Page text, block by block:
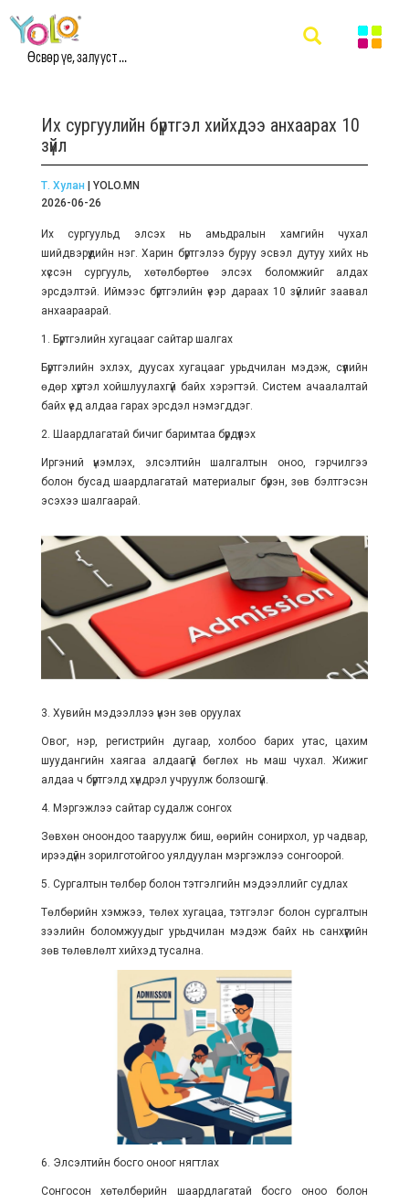
Өсвөр үе, залууст ...
Их сургуулийн бүртгэл хийхдээ анхаарах 10
зүйл
Т. Хулан | YOLO.MN
2026-06-26
Их сургуульд элсэх нь амьдралын хамгийн чухал
шийдвэрүүдийн нэг. Харин бүртгэлээ буруу эсвэл дутуу хийх нь
хүссэн сургууль, хөтөлбөртөө элсэх боломжийг алдах
эрсдэлтэй. Иймээс бүртгэлийн үеэр дараах 10 зүйлийг заавал
анхаараарай.
1. Бүртгэлийн хугацааг сайтар шалгах
Бүртгэлийн эхлэх, дуусах хугацааг урьдчилан мэдэж, сүүлийн
өдөр хүртэл хойшлуулахгүй байх хэрэгтэй. Систем ачаалалтай
байх үед алдаа гарах эрсдэл нэмэгддэг.
2. Шаардлагатай бичиг баримтаа бүрдүүлэх
Иргэний үнэмлэх, элсэлтийн шалгалтын оноо, гэрчилгээ
болон бусад шаардлагатай материалыг бүрэн, зөв бэлтгэсэн
эсэхээ шалгаарай.
3. Хувийн мэдээллээ үнэн зөв оруулах
Овог, нэр, регистрийн дугаар, холбоо барих утас, цахим
шуудангийн хаягаа алдаагүй бөглөх нь маш чухал. Жижиг
алдаа ч бүртгэлд хүндрэл учруулж болзошгүй.
4. Мэргэжлээ сайтар судалж сонгох
Зөвхөн оноондоо тааруулж биш, өөрийн сонирхол, ур чадвар,
ирээдүйн зорилготойгоо уялдуулан мэргэжлээ сонгоорой.
5. Сургалтын төлбөр болон тэтгэлгийн мэдээллийг судлах
Төлбөрийн хэмжээ, төлөх хугацаа, тэтгэлэг болон сургалтын
зээлийн боломжуудыг урьдчилан мэдэж байх нь санхүүгийн
зөв төлөвлөлт хийхэд тусална.
6. Элсэлтийн босго оноог нягтлах
Сонгосон хөтөлбөрийн шаардлагатай босго оноо болон